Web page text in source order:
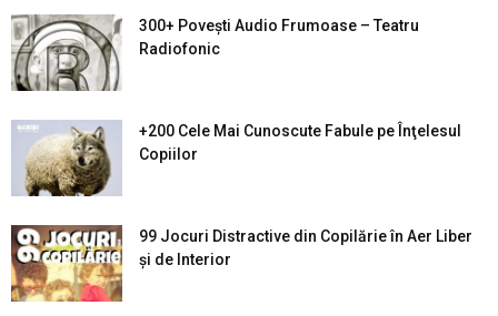
300+ Povești Audio Frumoase – Teatru
Radiofonic
+200 Cele Mai Cunoscute Fabule pe Înţelesul
Copiilor
99 Jocuri Distractive din Copilărie în Aer Liber
şi de Interior